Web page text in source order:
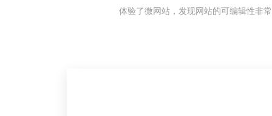
体验了微网站，发现网站的可编辑性非